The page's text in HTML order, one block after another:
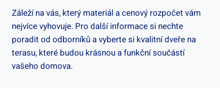
Záleží na vás, který materiál a cenový rozpočet vám
nejvíce vyhovuje. Pro další informace si nechte
poradit od odborníků a vyberte si kvalitní dveře na
terasu, které budou krásnou a funkční součástí
vašeho domova.